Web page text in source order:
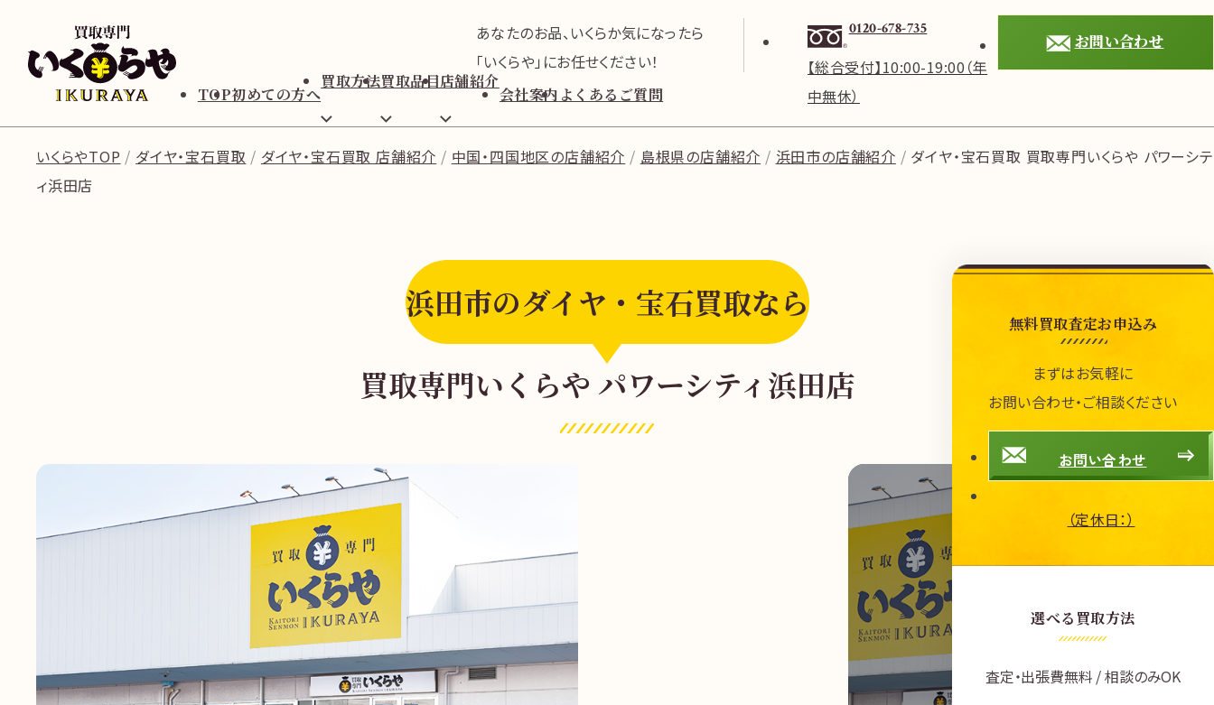
あなたのお品、いくらか気になったら
「いくらや」にお任せください！
0120-678-735
【総合受付】10:00-19:00（年
中無休）
お問い合わせ
TOP初めての方へ
買取方法買取品目店舗紹介
会社案内 よくあるご質問
いくらやTOP ダイヤ・宝石買取 ダイヤ・宝石買取 店舗紹介 中国・四国地区の店舗紹介 島根県の店舗紹介 浜田市の店舗紹介
ダイヤ・宝石買取 買取専門いくらや パワーシテ
ィ浜田店
浜田市のダイヤ・宝石買取なら
買取専門いくらや パワーシティ浜田店
無料買取査定お申込み
まずはお気軽に
お問い合わせ・ご相談ください
お問い合わせ
（定休日：）
選べる買取方法
査定・出張費無料 / 相談のみOK